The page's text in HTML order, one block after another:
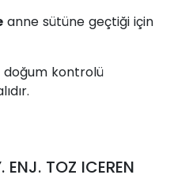
anne sütüne geçtiği için
doğum kontrolü
TOZ ICEREN